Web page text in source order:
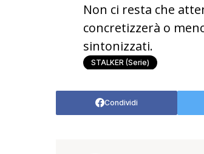
Non ci resta che
concretizzerà o
sintonizzati.
STALKER (serie)
Condividi